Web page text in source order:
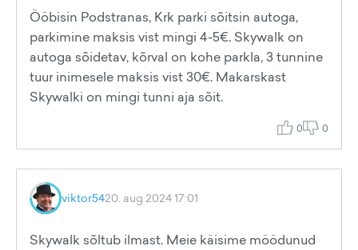
Ööbisin Podstranas, Krk parki sõitsin autoga,
parkimine maksis vist mingi 4-5€. Skywalk on
autoga sõidetav, kõrval on kohe parkla, 3 tunnine
tuur inimesele maksis vist 30€. Makarskast
Skywalki on mingi tunni aja sõit.
0 0
viktor5420. aug 2024 17:01
Skywalk sõltub ilmast. Meie käisime möödunud